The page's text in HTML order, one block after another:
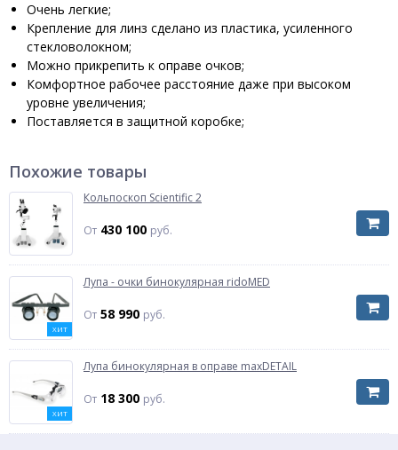
Очень легкие;
Крепление для линз сделано из пластика, усиленного
стекловолокном;
Можно прикрепить к оправе очков;
Комфортное рабочее расстояние даже при высоком
уровне увеличения;
Поставляется в защитной коробке;
Похожие товары
Кольпоскоп Scientific 2
От 430 100 руб.
ХИТ
Лупа - очки бинокулярная ridoMED
От 58 990 руб.
ХИТ
Лупа бинокулярная в оправе maxDETAIL
От 18 300 руб.